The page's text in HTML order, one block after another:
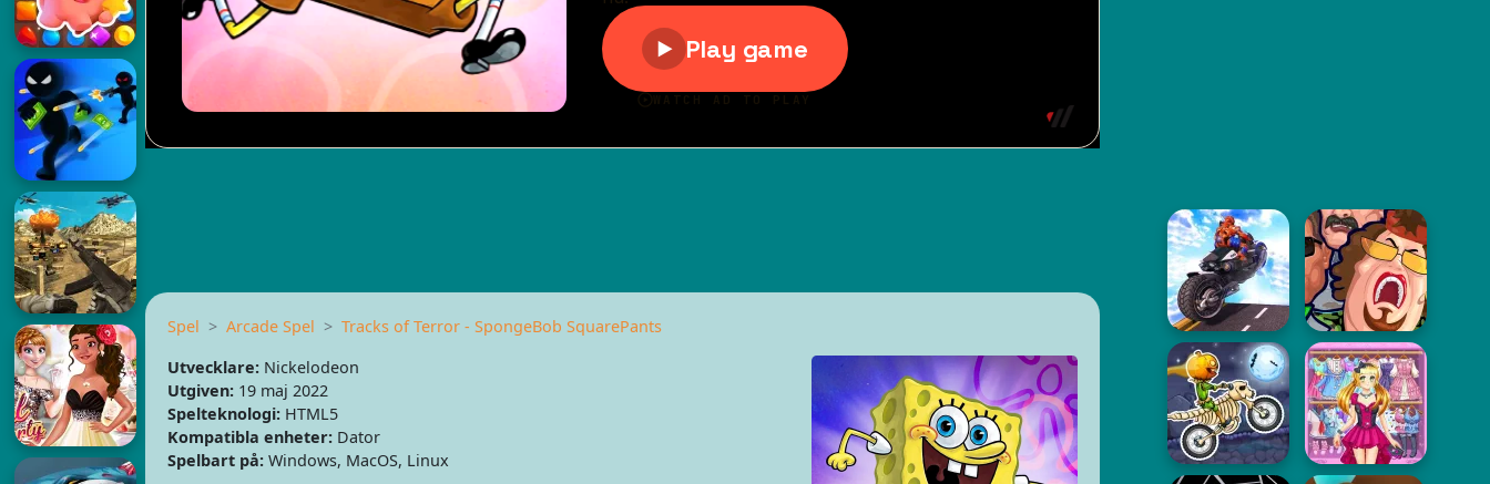
Spel Arcade Spel
Tracks of Terror - SpongeBob SquarePants
Utvecklare:Nickelodeon
Utgiven:19 maj 2022
Spelteknologi:HTML5
Kompatibla enheter:Dator
Spelbart på:Windows, MacOS, Linux